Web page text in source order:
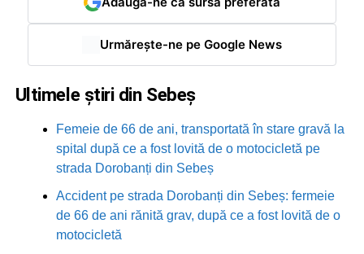
Urmărește-ne pe Google News
Ultimele știri din Sebeș
Femeie de 66 de ani, transportată în stare gravă la
spital după ce a fost lovită de o motocicletă pe
strada Dorobanți din Sebeș
Accident pe strada Dorobanți din Sebeș: fermeie
de 66 de ani rănită grav, după ce a fost lovită de o
motocicletă